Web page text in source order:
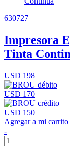
630727
Impresora
Tinta
USD 198
USD 170
USD 150
Agregar a mi carrito
-